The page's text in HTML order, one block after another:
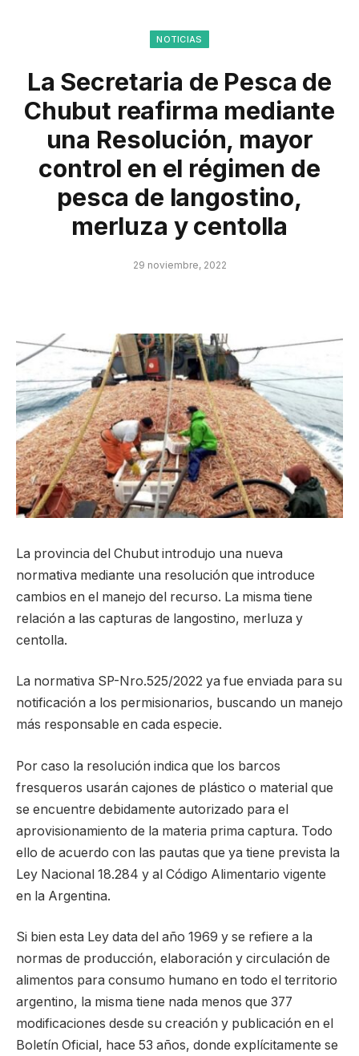
NOTICIAS
La Secretaria de Pesca de
Chubut reafirma mediante
una Resolución, mayor
control en el régimen de
pesca de langostino,
merluza y centolla
29 noviembre, 2022
La provincia del Chubut introdujo una nueva
normativa mediante una resolución que introduce
cambios en el manejo del recurso. La misma tiene
relación a las capturas de langostino, merluza y
centolla.
La normativa SP-Nro.525/2022 ya fue enviada para su
notificación a los permisionarios, buscando un manejo
más responsable en cada especie.
Por caso la resolución indica que los barcos
fresqueros usarán cajones de plástico o material que
se encuentre debidamente autorizado para el
aprovisionamiento de la materia prima captura. Todo
ello de acuerdo con las pautas que ya tiene prevista la
Ley Nacional 18.284 y al Código Alimentario vigente
en la Argentina.
Si bien esta Ley data del año 1969 y se refiere a la
normas de producción, elaboración y circulación de
alimentos para consumo humano en todo el territorio
argentino, la misma tiene nada menos que 377
modificaciones desde su creación y publicación en el
Boletín Oficial, hace 53 años, donde explícitamente se